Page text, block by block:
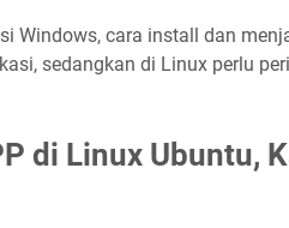
Windows, cara install dan
sedangkan di Linux perlu
di Linux Ubuntu,